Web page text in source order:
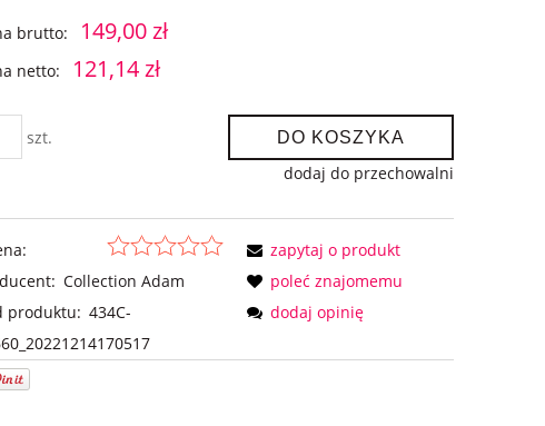
Cena nie zawiera ewentualnych kosztów
płatności
brutto: 149,00 zł
netto: 121,14 zł
szt. DO KOSZYKA
dodaj do przechowalni
Collection Adam
produktu: 434C-
zapytaj o produkt
poleć znajomemu
dodaj opinię